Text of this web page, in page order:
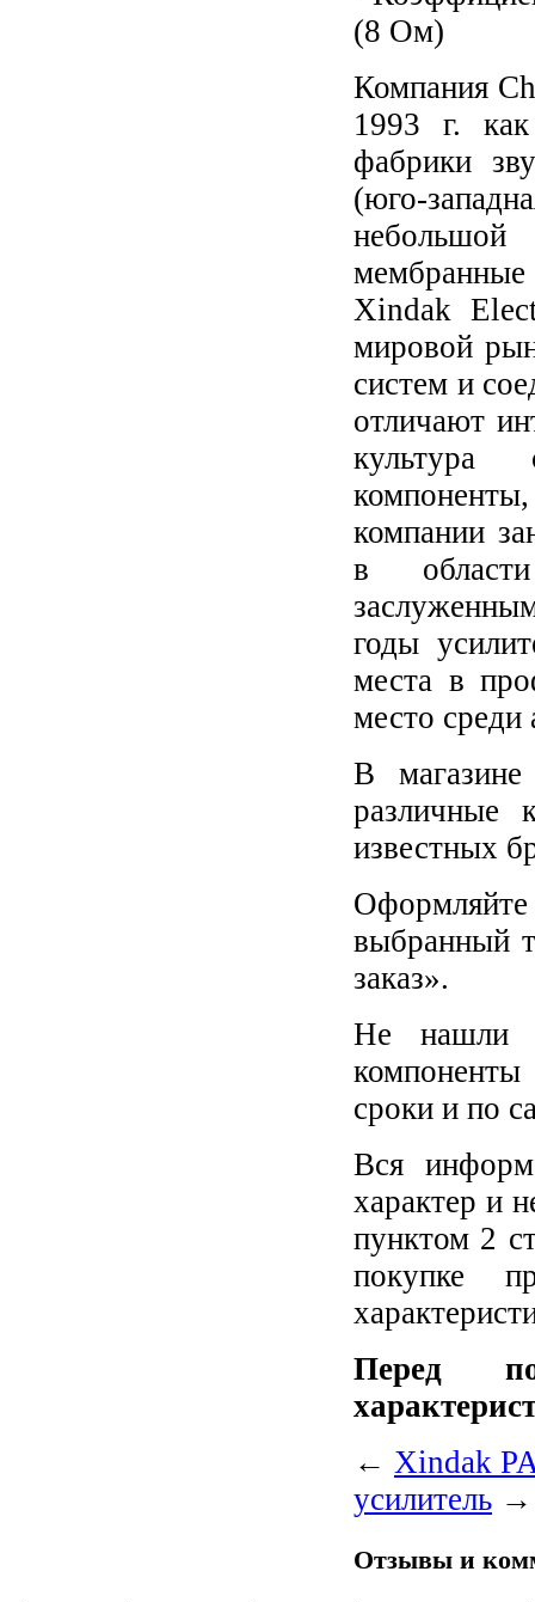
(8 Ом)
Компания
1993 г. как
фабрики
(юго-
Xindak
мировой
систем и
отличают
культура
компании
в области
годы
места в
место среди
В
различные
известных
выбранный
заказ».
Не нашли
сроки и по
Вся
характер и
пунктом 2
покупке
Перед
← Xindak
усилитель →
Отзывы и